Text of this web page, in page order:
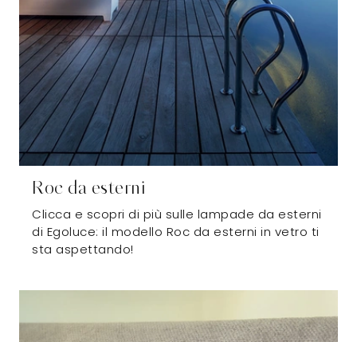
Roc da esterni
Clicca e scopri di più sulle lampade da esterni
di Egoluce: il modello Roc da esterni in vetro ti
sta aspettando!